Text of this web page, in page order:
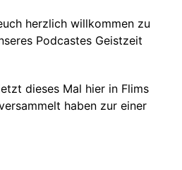
herzlich willkommen zu
Podcastes Geistzeit
dieses Mal hier in Flims
haben zur einer